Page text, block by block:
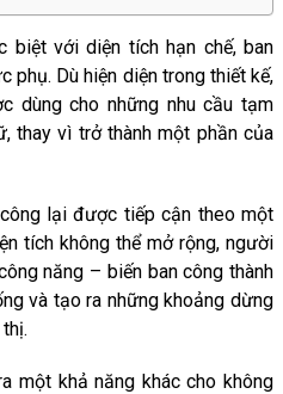
biệt với diện tích hạn chế, ban
phụ. Dù hiện diện trong thiết kế,
dùng cho những nhu cầu tạm
thay vì trở thành một phần của
lại được tiếp cận theo một
tích không thể mở rộng, người
năng – biến ban công thành
và tạo ra những khoảng dừng
một khả năng khác cho không